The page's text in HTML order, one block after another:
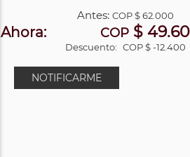
Antes:COP$ 62.000
Ahora: COP$
Descuento: COP $ -12.400
NOTIFICARME